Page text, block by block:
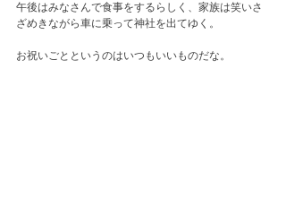
午後はみなさんで食事をするらしく、家族は笑いさ
ざめきながら車に乗って神社を出てゆく。
お祝いごとというのはいつもいいものだな。